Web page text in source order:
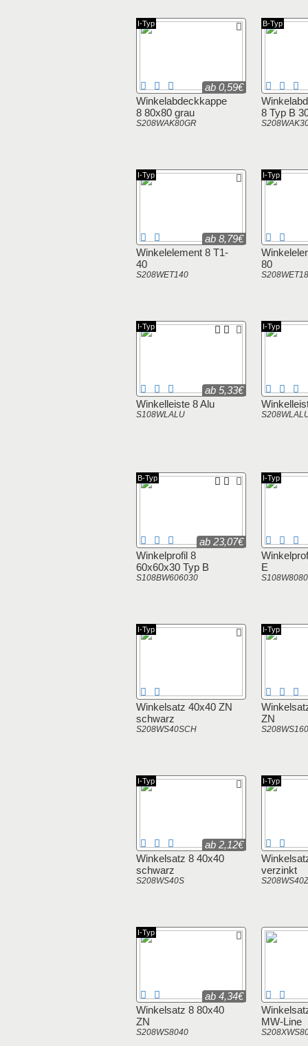
Winkelabdeckkappe
8 80x80 grau
S208WAK80GR
ab 0,59€
I-Typ
8 Typ B
B-Typ
Winkelelement 8 T1-
40
S208WET140
ab 8,79€
I-Typ
80
I-Typ
Winkelleiste 8 Alu
S108WLALU
ab 5,33€
I-Typ I-Typ
Winkelprofil 8
60x60x30 Typ B
S108BW606030
ab 23,07€
B-Typ
E
I-Typ
Winkelsatz 40x40 ZN
schwarz
S208WS40SCH
I-Typ
ZN
S208WS160
I-Typ
Winkelsatz 8 40x40
schwarz
S208WS40S
ab 2,12€
I-Typ
verzinkt
S208WS40Z
I-Typ
Winkelsatz 8 80x40
ZN
S208WS8040
ab 4,34€
I-Typ
MW-Line